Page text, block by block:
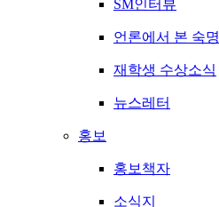
SM인터뷰
언론에서 본 숙명
재학생 수상소식
뉴스레터
홍보
홍보책자
소식지